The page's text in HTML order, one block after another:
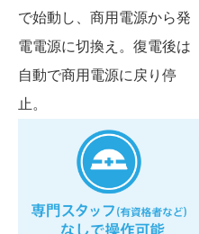
で始動し、商用電源から発
電電源に切換え。復電後は
自動で商用電源に戻り停
止。